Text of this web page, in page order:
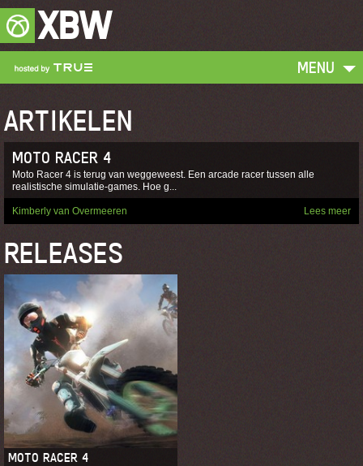
XBW
MENU
ARTIKELEN
MOTO RACER 4
Moto Racer 4 is terug van weggeweest. Een arcade racer tussen alle
realistische simulatie-games. Hoe g...
Kimberly van Overmeeren Lees meer
RELEASES
MOTO RACER 4